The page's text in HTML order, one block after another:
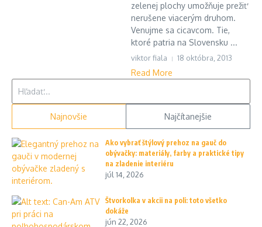
zelenej plochy umožňuje prežiť
nerušene viacerým druhom.
Venujme sa cicavcom. Tie,
ktoré patria na Slovensku ...
viktor fiala 18 októbra, 2013
Read More
Najnovšie Najčítanejšie
Ako vybrať štýlový prehoz na gauč do
obývačky: materiály, farby a praktické tipy
na zladenie interiéru
júl 14, 2026
Štvorkolka v akcii na poli: toto všetko
dokáže
jún 22, 2026